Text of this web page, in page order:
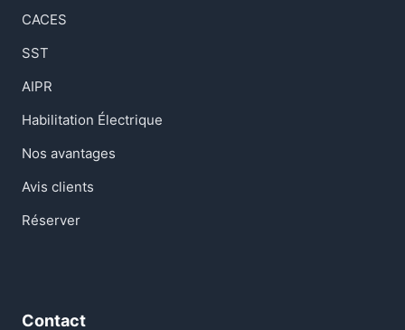
CACES
SST
AIPR
Habilitation Électrique
Nos avantages
Avis clients
Réserver
Contact